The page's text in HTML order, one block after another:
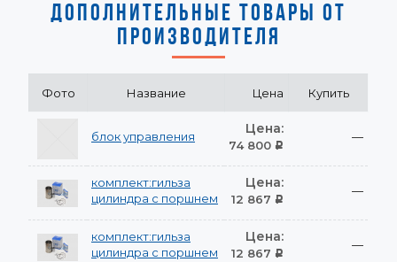
ДОПОЛНИТЕЛЬНЫЕ ТОВАРЫ ОТ
ПРОИЗВОДИТЕЛЯ
Фото Название Цена Купить
блок управления Цена:
74 800 Р
—
комплект:гильза
цилиндра с поршнем
Цена:
12 867 Р
—
комплект:гильза
цилиндра с поршнем
Цена:
12 867 Р
—